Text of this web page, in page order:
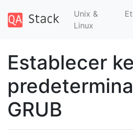
Unix &
Linux
Establecer
GRUB